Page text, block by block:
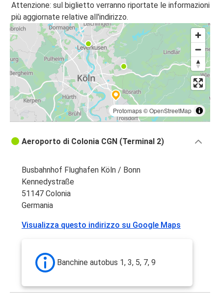
Attenzione: sul biglietto verranno riportate le informazioni
più aggiornate relative all'indirizzo.
Protomaps©OpenStreetMap
Aeroporto di Colonia CGN (Terminal 2)
Busbahnhof Flughafen Köln / Bonn
Kennedystraße
51147 Colonia
Germania
Visualizza questo indirizzo su Google Maps
Banchine autobus 1, 3, 5, 7, 9